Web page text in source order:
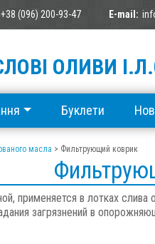
+38 (096) 200-93-47 E-mail:
ОЛИВИ
Буклети
масла > Фильтрующий коврик
применяется в лотках слива
загрязнений в